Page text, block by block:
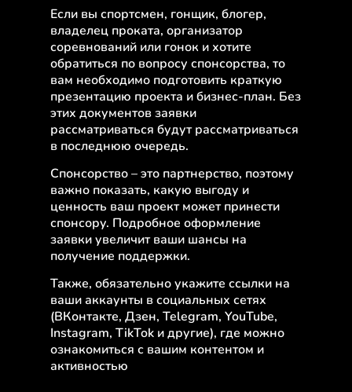
Если вы спортсмен, гонщик, блогер,
владелец проката, организатор
соревнований или гонок и хотите
обратиться по вопросу спонсорства, то
вам необходимо подготовить краткую
презентацию проекта и бизнес-план. Без
этих документов заявки
рассматриваться будут рассматриваться
в последнюю очередь.
Спонсорство – это партнерство, поэтому
важно показать, какую выгоду и
ценность ваш проект может принести
спонсору. Подробное оформление
заявки увеличит ваши шансы на
получение поддержки.
Также, обязательно укажите ссылки на
ваши аккаунты в социальных сетях
(ВКонтакте, Дзен, Telegram, YouTube,
Instagram, TikTok и другие), где можно
ознакомиться с вашим контентом и
активностью